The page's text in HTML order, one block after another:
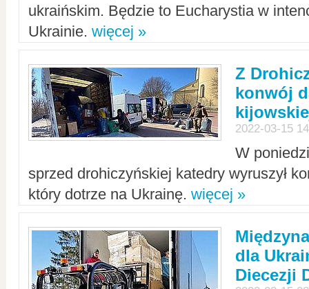
ukraińskim. Będzie to Eucharystia w
Ukrainie. więcej »
Z
konwój
2022-03-15
W
sprzed drohiczyńskiej katedry wyruszył
który dotrze na Ukrainę. więcej »
dla
Diecezji